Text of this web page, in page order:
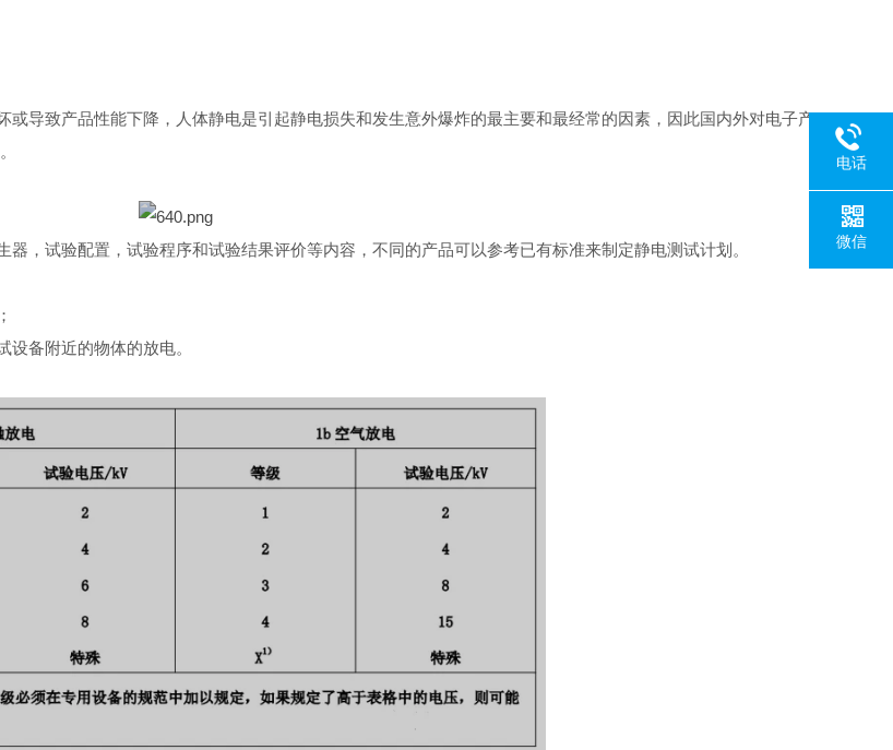
导致产品性能下降，人体静电是引起静电损失和发生意外爆炸的最主要和最经常的因素，因此国内外对电子产
，试验配置，试验程序和试验结果评价等内容，不同的产品可以参考已有标准来制定静电测试计划。
备附近的物体的放电。
电话
微信